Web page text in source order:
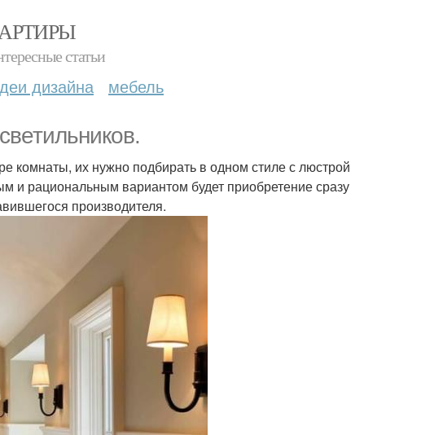
статьи
дизайна мебель
комнаты, их нужно подбирать в одном стиле с люстрой
рациональным вариантом будет приобретение сразу
производителя.